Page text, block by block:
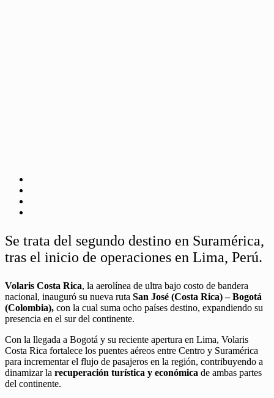
Se trata del segundo destino en Suramérica,
tras el inicio de operaciones en Lima, Perú.
Volaris Costa Rica, la aerolínea de ultra bajo costo de bandera
nacional, inauguró su nueva ruta San José (Costa Rica) – Bogotá
(Colombia), con la cual suma ocho países destino, expandiendo su
presencia en el sur del continente.
Con la llegada a Bogotá y su reciente apertura en Lima, Volaris
Costa Rica fortalece los puentes aéreos entre Centro y Suramérica
para incrementar el flujo de pasajeros en la región, contribuyendo a
dinamizar la recuperación turística y económica de ambas partes
del continente.